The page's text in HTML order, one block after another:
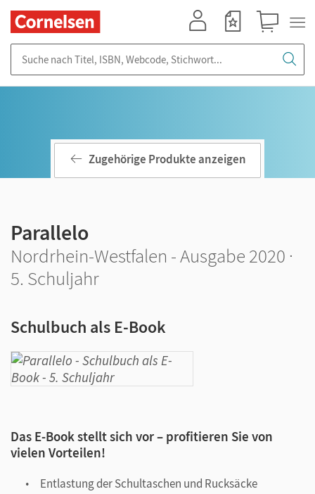
Zugehörige Produkte anzeigen
Parallelo
Nordrhein-Westfalen - Ausgabe 2020 ·
5. Schuljahr
Schulbuch als E-Book
Das E-Book stellt sich vor – profitieren Sie von
vielen Vorteilen!
Entlastung der Schultaschen und Rucksäcke